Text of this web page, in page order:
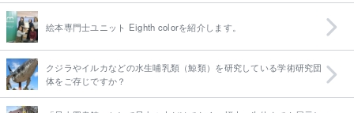
絵本専門士ユニット Eighth colorを紹介します。
クジラやイルカなどの水生哺乳類（鯨類）を研究している学術研究団
体をご存じですか？